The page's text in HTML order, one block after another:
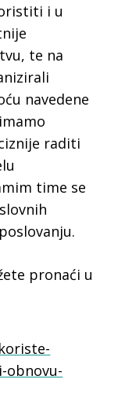
i u
te na
navedene
raditi
time se
pronaći u
obnovu-